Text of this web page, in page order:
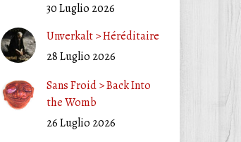
30 Luglio 2026
Unverkalt > Héréditaire
28 Luglio 2026
Sans Froid > Back Into
the Womb
26 Luglio 2026